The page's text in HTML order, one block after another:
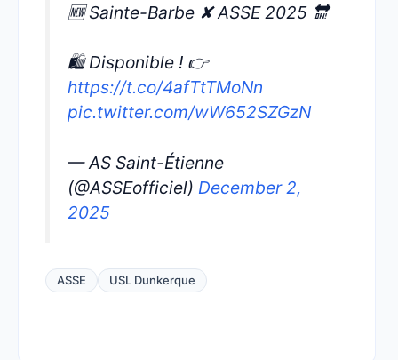
🆕 Sainte-Barbe ✘ ASSE 2025 🔛
🛍️ Disponible ! 👉
https://t.co/4afTtTMoNn
pic.twitter.com/wW652SZGzN
— AS Saint-Étienne
(@ASSEofficiel) December 2,
2025
ASSE USL Dunkerque